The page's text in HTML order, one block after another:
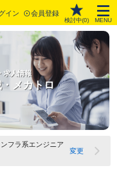
イン 会員登録
検討中(0) MENU
求人情報
メカトロ
フラ系エンジニア
変更